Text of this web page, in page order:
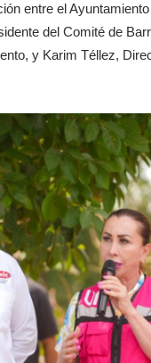
entre el
del Comité de
y Karim Téllez,